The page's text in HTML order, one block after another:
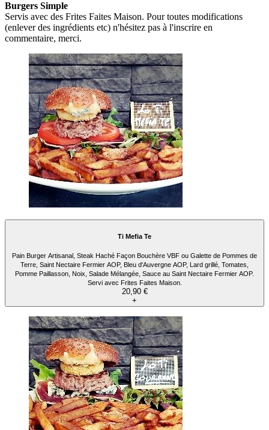
Burgers Simple
Servis avec des Frites Faites Maison. Pour toutes modifications
(enlever des ingrédients etc) n'hésitez pas à l'inscrire en
commentaire, merci.
Ti Mefia Te
Pain Burger Artisanal, Steak Haché Façon Bouchère VBF ou Galette de Pommes de
Terre, Saint Nectaire Fermier AOP, Bleu d'Auvergne AOP, Lard grillé, Tomates,
Pomme Paillasson, Noix, Salade Mélangée, Sauce au Saint Nectaire Fermier AOP.
Servi avec Frites Faites Maison.
20,90 €
+